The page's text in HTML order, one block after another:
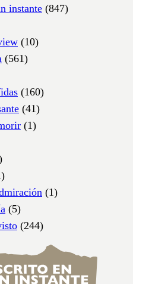
instante (847)
(10)
(561)
(160)
(41)
(1)
(1)
(5)
(244)